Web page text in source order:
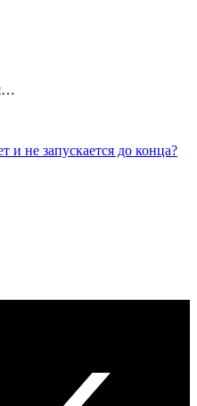
и не запускается до конца?